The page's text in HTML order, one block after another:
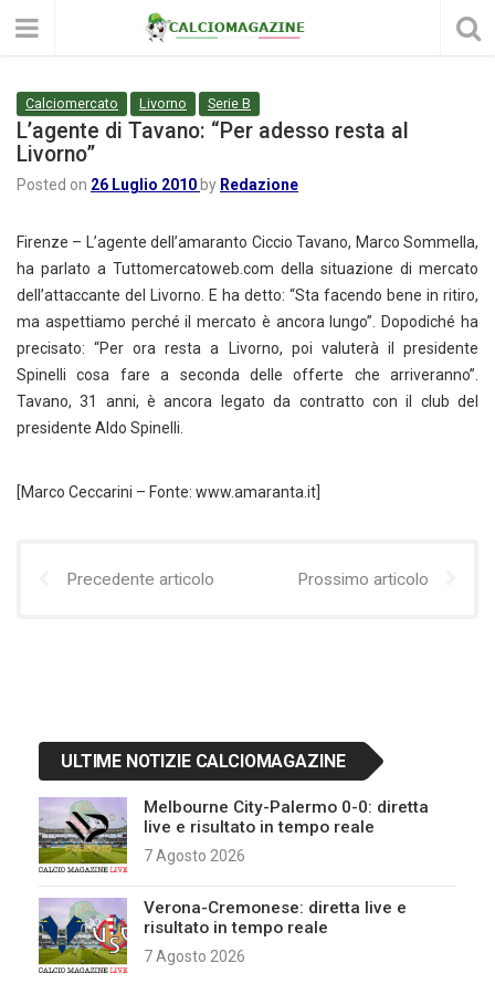
Calciomercato Livorno Serie B
L’agente di Tavano: “Per adesso resta al
Livorno”
Posted on 26 Luglio 2010 by Redazione
Firenze – L’agente dell’amaranto Ciccio Tavano, Marco Sommella,
ha parlato a Tuttomercatoweb.com della situazione di mercato
dell’attaccante del Livorno. E ha detto: “Sta facendo bene in ritiro,
ma aspettiamo perché il mercato è ancora lungo”. Dopodiché ha
precisato: “Per ora resta a Livorno, poi valuterà il presidente
Spinelli cosa fare a seconda delle offerte che arriveranno”.
Tavano, 31 anni, è ancora legato da contratto con il club del
presidente Aldo Spinelli.
[Marco Ceccarini – Fonte: www.amaranta.it]
Precedente articolo Prossimo articolo
ULTIME NOTIZIE CALCIOMAGAZINE
Melbourne City-Palermo 0-0: diretta
live e risultato in tempo reale
7 Agosto 2026
Verona-Cremonese: diretta live e
risultato in tempo reale
7 Agosto 2026